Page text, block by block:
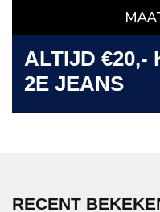
ALTIJD €20,-
2E JEANS
RECENT